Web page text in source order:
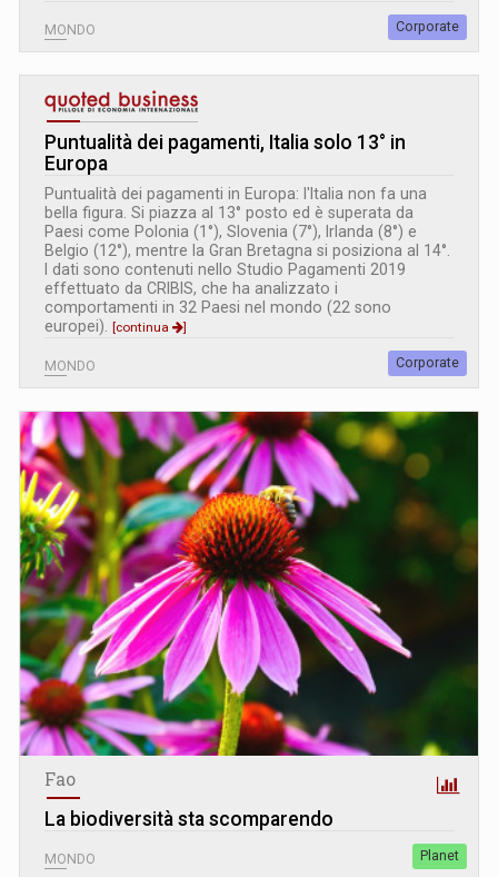
MONDO Corporate
Puntualità dei pagamenti, Italia solo 13° in
Europa
Puntualità dei pagamenti in Europa: l'Italia non fa una
bella figura. Si piazza al 13° posto ed è superata da
Paesi come Polonia (1°), Slovenia (7°), Irlanda (8°) e
Belgio (12°), mentre la Gran Bretagna si posiziona al 14°.
I dati sono contenuti nello Studio Pagamenti 2019
effettuato da CRIBIS, che ha analizzato i
comportamenti in 32 Paesi nel mondo (22 sono
europei). [continua ]
MONDO Corporate
Fao
La biodiversità sta scomparendo
MONDO Planet